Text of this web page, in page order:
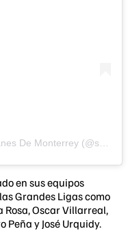
en sus equipos
Grandes Ligas como
Rosa, Oscar Villarreal,
Peña y José Urquidy.